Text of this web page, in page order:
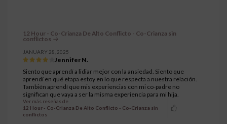
12 Hour - Co-Crianza De Alto Conflicto - Co-Crianza sin
conflictos
JANUARY 28, 2025
Jennifer N.
Siento que aprendí a lidiar mejor con la ansiedad. Siento que
aprendí en qué etapa estoy en lo que respecta a nuestra relación.
También aprendí que mis experiencias con mi co-padre no
significan que vaya a ser la misma experiencia para mi hija.
Ver más reseñas de
12 Hour - Co-Crianza De Alto Conflicto - Co-Crianza sin
conflictos